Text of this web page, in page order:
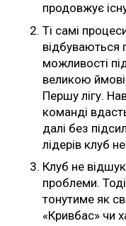
продовжує
Ті самі
відбуваються
можливості
великою
Першу лігу.
команді
далі без
лідерів клуб
Клуб не
проблеми.
тонутиме як
«Кривбас» чи